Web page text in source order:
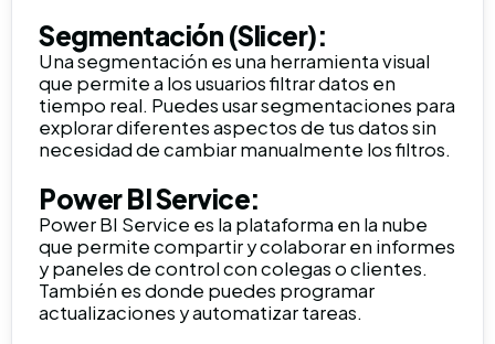
Segmentación (Slicer):
Una segmentación es una herramienta visual
que permite a los usuarios filtrar datos en
tiempo real. Puedes usar segmentaciones para
explorar diferentes aspectos de tus datos sin
necesidad de cambiar manualmente los filtros.
Power BI Service:
Power BI Service es la plataforma en la nube
que permite compartir y colaborar en informes
y paneles de control con colegas o clientes.
También es donde puedes programar
actualizaciones y automatizar tareas.